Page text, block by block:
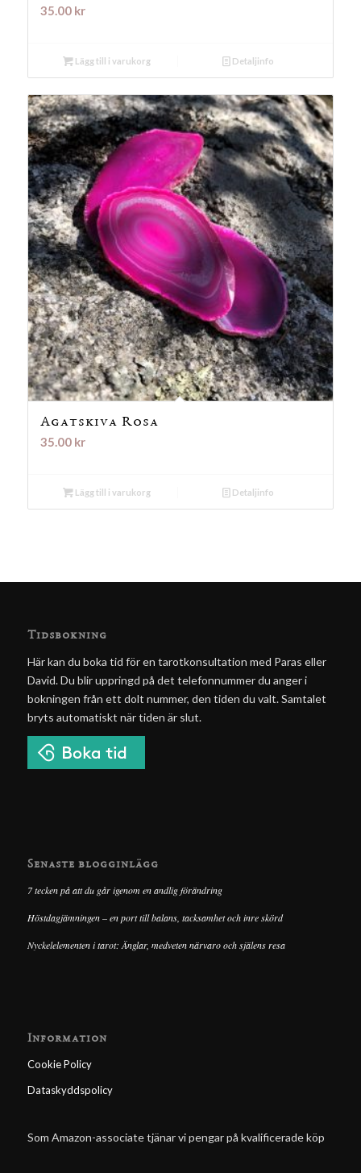
35.00 kr
Lägg till i varukorg Detaljinfo
Agatskiva Rosa
35.00 kr
Lägg till i varukorg Detaljinfo
Tidsbokning
Här kan du boka tid för en tarotkonsultation med Paras eller
David. Du blir uppringd på det telefonnummer du anger i
bokningen från ett dolt nummer, den tiden du valt. Samtalet
bryts automatiskt när tiden är slut.
Senaste blogginlägg
7 tecken på att du går igenom en andlig förändring
Höstdagjämningen – en port till balans, tacksamhet och inre skörd
Nyckelelementen i tarot: Änglar, medveten närvaro och själens resa
Information
Cookie Policy
Dataskyddspolicy
Som Amazon-associate tjänar vi pengar på kvalificerade köp